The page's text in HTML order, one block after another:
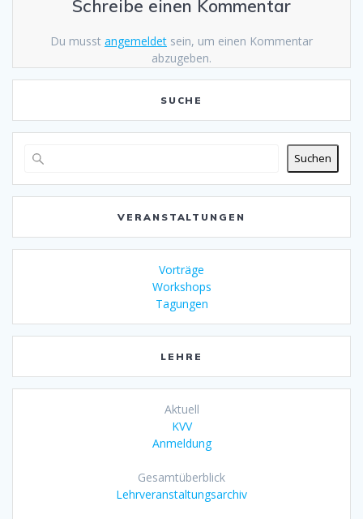
Schreibe einen Kommentar
Du musst angemeldet sein, um einen Kommentar
abzugeben.
SUCHE
Suchen
VERANSTALTUNGEN
Vorträge
Workshops
Tagungen
LEHRE
Aktuell
KVV
Anmeldung
Gesamtüberblick
Lehrveranstaltungsarchiv